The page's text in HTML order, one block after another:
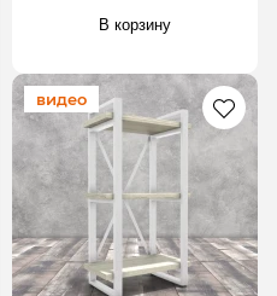
В корзину
видео